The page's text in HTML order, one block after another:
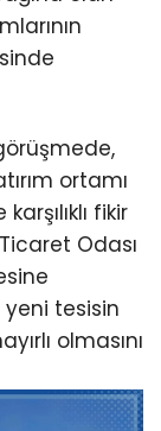
ortamı
fikir
Odası
yeni tesisin
olmasını